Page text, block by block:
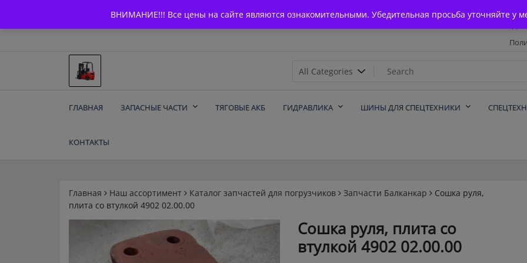
ВНИМАНИЕ!!! Все цены на сайте являются ознакомительными. Убедительная просьба уточняйте у
content
Запчасти для вилочых
ГЛАВНАЯ ЗАПАСНЫЕ ЧАСТИ ТЯГОВЫЕ АКБ ГИДРАВЛИКА ШИНЫ ДЛЯ СПЕЦТЕХНИКИ
КОНТАКТЫ
Главная Наш ассортимент Каталог запчастей для погрузчиков Запчасти Балканкар
Сошка руля,
плита со втулкой 4902 02.00.00
Сошка руля, плита со
втулкой 4902 02.00.00